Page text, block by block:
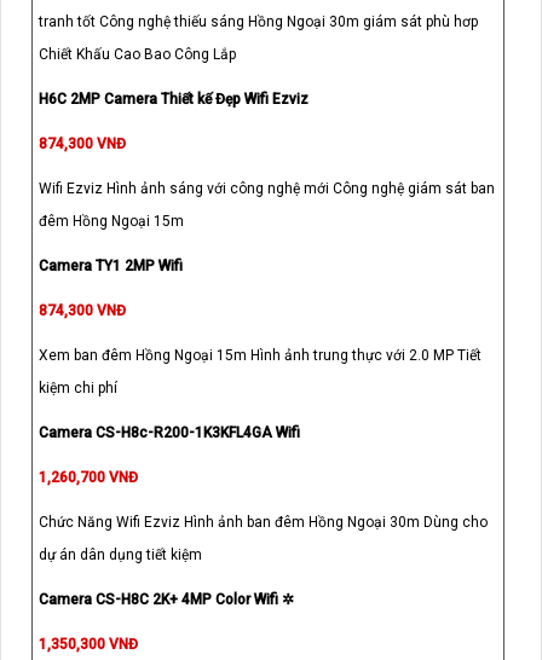
tranh tốt Công nghệ thiếu sáng Hồng Ngoại 30m giám sát phù hơp
Chiết Khấu Cao Bao Công Lắp
H6C 2MP Camera Thiết kế Đẹp Wifi Ezviz
874,300 VNĐ
Wifi Ezviz Hình ảnh sáng với công nghệ mới Công nghệ giám sát ban
đêm Hồng Ngoại 15m
Camera TY1 2MP Wifi
874,300 VNĐ
Xem ban đêm Hồng Ngoại 15m Hình ảnh trung thực với 2.0 MP Tiết
kiệm chi phí
Camera CS-H8c-R200-1K3KFL4GA Wifi
1,260,700 VNĐ
Chức Năng Wifi Ezviz Hình ảnh ban đêm Hồng Ngoại 30m Dùng cho
dự án dân dụng tiết kiệm
Camera CS-H8C 2K+ 4MP Color Wifi ✲
1,350,300 VNĐ